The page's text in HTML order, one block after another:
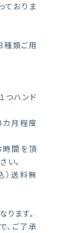
ておりま
種類ご用
つハンド
カ月程度
時間を頂
い。
）送料無
ります。
、ご了承